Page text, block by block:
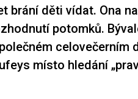
brání děti vídat. Ona
potomků.
celovečerním
místo hledání